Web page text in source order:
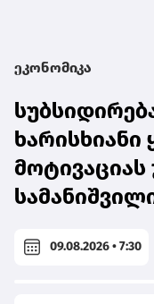
ეკონომიკა
ხარისხიანი
მოტივაციას
09.08.2026 • 7:30